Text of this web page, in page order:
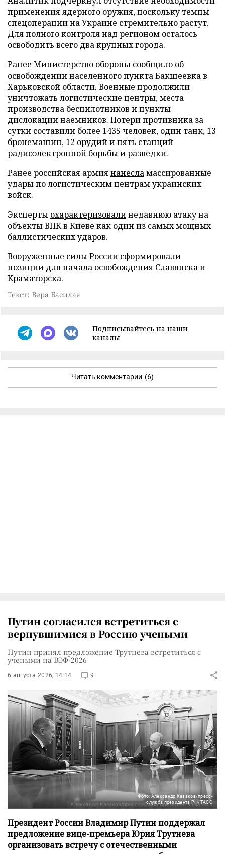
применения ядерного оружия, поскольку темпы
спецоперации на Украине стремительно растут.
Для полного контроля над регионом осталось
освободить всего два крупных города.
Ранее Министерство обороны сообщило об
освобождении населенного пункта Бакшеевка в
Харьковской области. Военные продолжили
уничтожать логистические центры, места
производства беспилотников и пункты
дислокации наемников. Потери противника за
сутки составили более 1435 человек, один танк, 13
бронемашин, 12 орудий и пять станций
радиоэлектронной борьбы и разведки.
Ранее российская армиянанесламассированные
удары по логистическим центрам украинских
войск.
Эксперты охарактеризовалинедавнюю атаку на
объекты ВПК в Киеве как один из самых мощных
баллистических ударов.
Вооруженные силы России сформировали
позиции для начала освобождения Славянска и
Краматорска.
Текст: Вера Басилая
Подписывайтесь на наши
каналы
Читать комментарии (6)
Путин согласился встретиться с
вернувшимися в Россию учеными
Путин принял предложение Трутнева встретиться с
учеными на ВЭФ-2026
6 августа 2026, 14:14 9
Фото: Александр Казаков/пресс-
служба президента РФ/ТАСС
Президент России Владимир Путин поддержал
предложение вице-премьера Юрия Трутнева
организовать встречу с отечественными